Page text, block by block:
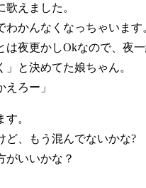
えました。
かんなくなっちゃいます
夜更かしOkなので、夜
と決めてた娘ちゃん。
ろー」
。
ど、もう混んでないかな?
がいいかな？